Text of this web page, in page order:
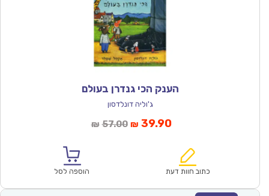
הענק הכי גנדרן בעולם
ג'וליה דונלדסון
₪ 57.00המחיר
₪57.00.
₪ 39.90המחיר
הוא:
כתוב חוות דעת הוספה לסל